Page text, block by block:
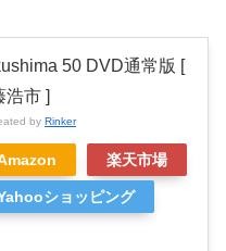
50 DVD通常版 [
浩市 ]
by Rinker
楽天市場
ショッピング